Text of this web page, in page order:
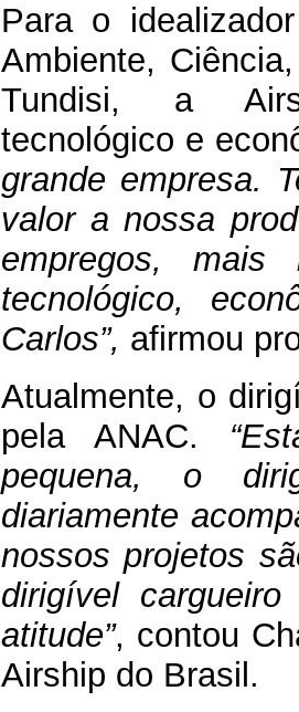
Para o
Ambiente,
Tundisi, a
tecnológico e
grande empresa.
valor a nossa
empregos, mais
tecnológico,
Carlos”, afirmou
Atualmente, o
pela ANAC.
pequena, o
diariamente
nossos projetos
dirigível
atitude”, contou
Airship do Brasil.